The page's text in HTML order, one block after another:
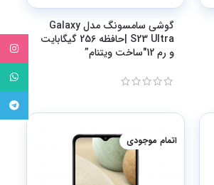
گوشی سامسونگ مدل Galaxy
S23 Ultra |حافظه 256 گیگابایت
و رم 12″ساخت ویتنام”
اتمام موجودی